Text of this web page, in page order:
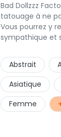
Bad Dollzzz
tatouage à ne
Vous pourrez y
sympathique et
projets : new
pop culture et
Abstrait
Asiatique
Femme